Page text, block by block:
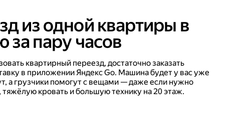
из одной квартиры в
за пару часов
квартирный переезд, достаточно заказать
в приложении Яндекс Go. Машина будет у вас уже
а грузчики помогут с вещами — даже если нужно
тяжёлую кровать и большую технику на 20 этаж.